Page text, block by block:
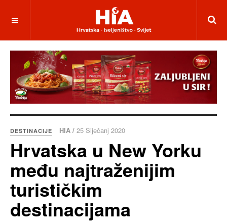
DESTINACIJE HIA / 25 Siječanj 2020
​Hrvatska u New Yorku
među najtraženijim
turističkim
destinacijama